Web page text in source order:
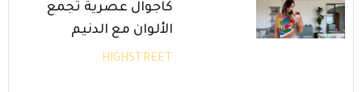
كاجوال عصرية تجمع
الألوان مع الدنيم
HIGHSTREET